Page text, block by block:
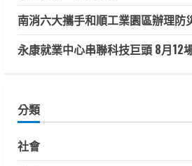
南消六大攜手和順工業園區辦理防
永康就業中心串聯科技巨頭 8月12
分類
社會